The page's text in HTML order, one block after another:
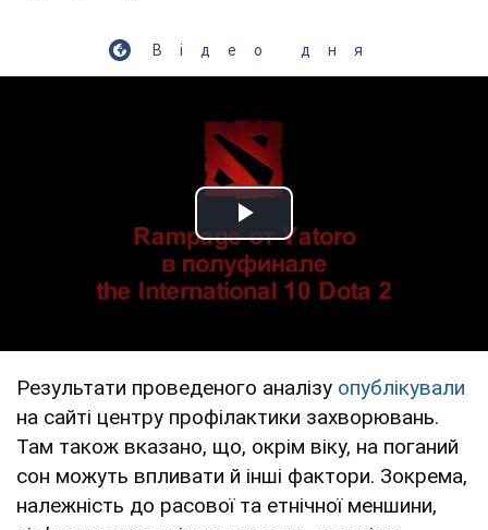
Відео дня
Play Video
Результати проведеного аналізу опублікували
на сайті центру профілактики захворювань.
Там також вказано, що, окрім віку, на поганий
сон можуть впливати й інші фактори. Зокрема,
належність до расової та етнічної меншини,